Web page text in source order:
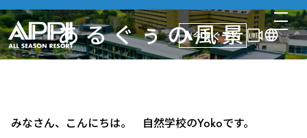
今すぐ予約
あるぐぅの風景
みなさん、こんにちは。 自然学校のYokoです。